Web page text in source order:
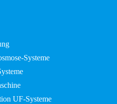
Systeme
UF-Systeme